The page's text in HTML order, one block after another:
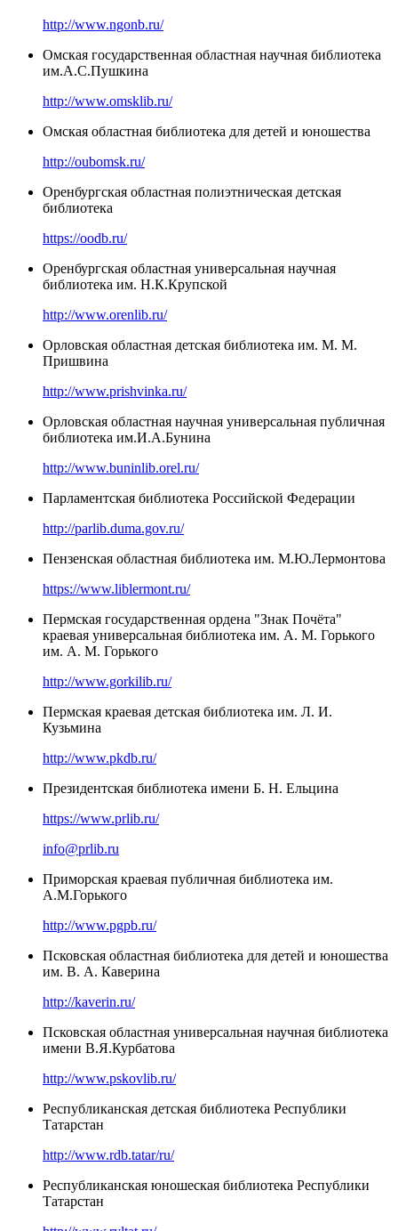
http://www.ngonb.ru/
Омская государственная областная научная библиотека
им.А.С.Пушкина
http://www.omsklib.ru/
Омская областная библиотека для детей и юношества
http://oubomsk.ru/
Оренбургская областная полиэтническая детская
библиотека
https://oodb.ru/
Оренбургская областная универсальная научная
библиотека им. Н.К.Крупской
http://www.orenlib.ru/
Орловская областная детская библиотека им. М. М.
Пришвина
http://www.prishvinka.ru/
Орловская областная научная универсальная публичная
библиотека им.И.А.Бунина
http://www.buninlib.orel.ru/
Парламентская библиотека Российской Федерации
http://parlib.duma.gov.ru/
Пензенская областная библиотека им. М.Ю.Лермонтова
https://www.liblermont.ru/
Пермская государственная ордена "Знак Почёта"
краевая универсальная библиотека им. А. М. Горького
им. А. М. Горького
http://www.gorkilib.ru/
Пермская краевая детская библиотека им. Л. И.
Кузьмина
http://www.pkdb.ru/
Президентская библиотека имени Б. Н. Ельцина
https://www.prlib.ru/
info@prlib.ru
Приморская краевая публичная библиотека им.
А.М.Горького
http://www.pgpb.ru/
Псковская областная библиотека для детей и юношества
им. В. А. Каверина
http://kaverin.ru/
Псковская областная универсальная научная библиотека
имени В.Я.Курбатова
http://www.pskovlib.ru/
Республиканская детская библиотека Республики
Татарстан
http://www.rdb.tatar/ru/
Республиканская юношеская библиотека Республики
Татарстан